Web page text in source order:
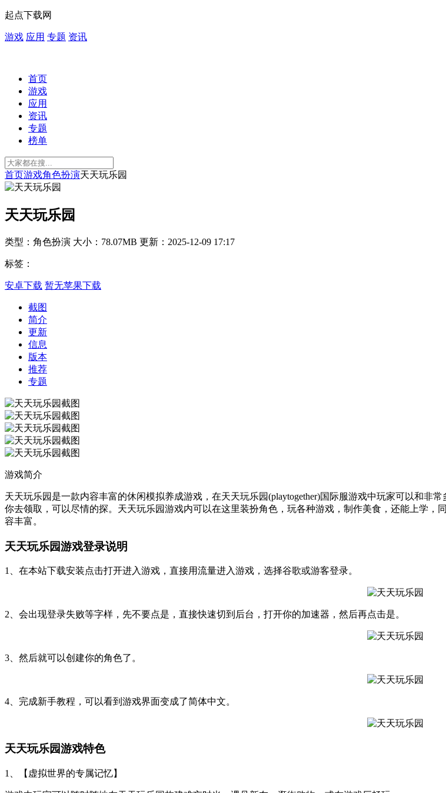
起点下载网
游戏 应用 专题 资讯
首页
游戏
应用
资讯
专题
榜单
首页游戏角色扮演天天玩乐园
天天玩乐园
类型：角色扮演 大小：78.07MB 更新：2025-12-09 17:17
标签：
安卓下载 暂无苹果下载
截图
简介
更新
信息
版本
推荐
专题
游戏简介
天天玩乐园是一款内容丰富的休闲模拟养成游戏，在天天玩乐园(playtogether)国际服游戏中玩家可以和
你去领取，可以尽情的探。天天玩乐园游戏内可以在这里装扮角色，玩各种游戏，制作美食，还能上学
容丰富。
天天玩乐园游戏登录说明
1、在本站下载安装点击打开进入游戏，直接用流量进入游戏，选择谷歌或游客登录。
2、会出现登录失败等字样，先不要点是，直接快速切到后台，打开你的加速器，然后再点击是。
3、然后就可以创建你的角色了。
4、完成新手教程，可以看到游戏界面变成了简体中文。
天天玩乐园游戏特色
1、【虚拟世界的专属记忆】